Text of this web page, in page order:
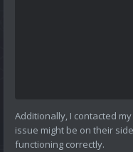
Additionally, I contacted
issue might be on their
functioning correctly.